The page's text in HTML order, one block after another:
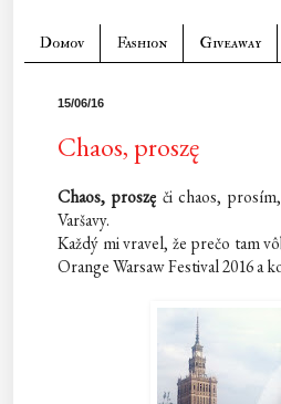
Domov Fashion Giveaway
15/06/16
Chaos, proszę
Chaos, proszę či chaos,
Varšavy.
Každý mi vravel, že prečo tam
Orange Warsaw Festival 2016 a